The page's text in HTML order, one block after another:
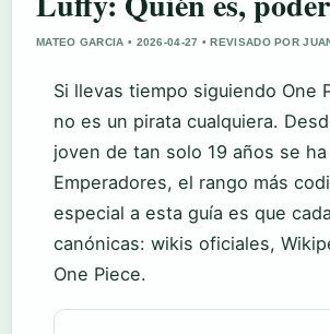
MATEO GARCIA • 2026-04-27 • REVISADO POR
Si llevas tiempo siguiendo One
no es un pirata cualquiera.
joven de tan solo 19 años se
Emperadores, el rango más
especial a esta guía es que
canónicas: wikis oficiales,
One Piece.